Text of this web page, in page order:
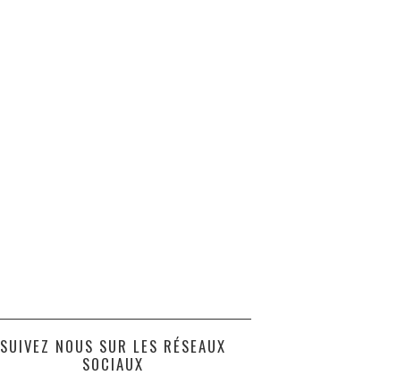
SUIVEZ NOUS SUR LES RÉSEAUX
SOCIAUX